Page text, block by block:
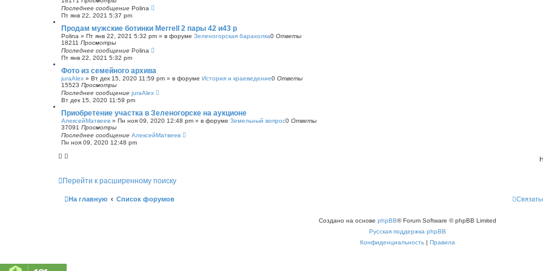
Последнее сообщение Polina
Пт янв 22, 2021 5:37 pm
Продам мужские ботинки Merrell 2 пары 42 и43 р
Polina » Пт янв 22, 2021 5:32 pm » в форуме Зеленогорская барахолка0 Ответы
18211 Просмотры
Последнее сообщение Polina
Пт янв 22, 2021 5:32 pm
Фото из семейного архива
juraAlex » Вт дек 15, 2020 11:59 pm » в форуме История и краеведение0 Ответы
15523 Просмотры
Последнее сообщение juraAlex
Вт дек 15, 2020 11:59 pm
Приобретение участка в Зеленогорске на аукционе
АлексейМатвеев » Пн ноя 09, 2020 12:48 pm » в форуме Земельный вопрос0 Ответы
37091 Просмотры
Последнее сообщение АлексейМатвеев
Пн ноя 09, 2020 12:48 pm
Перейти к расширенному поиску
На главную Список форумов
Создано на основе phpBB® Forum Software © phpBB Limited
Русская поддержка phpBB
Конфиденциальность| Правила